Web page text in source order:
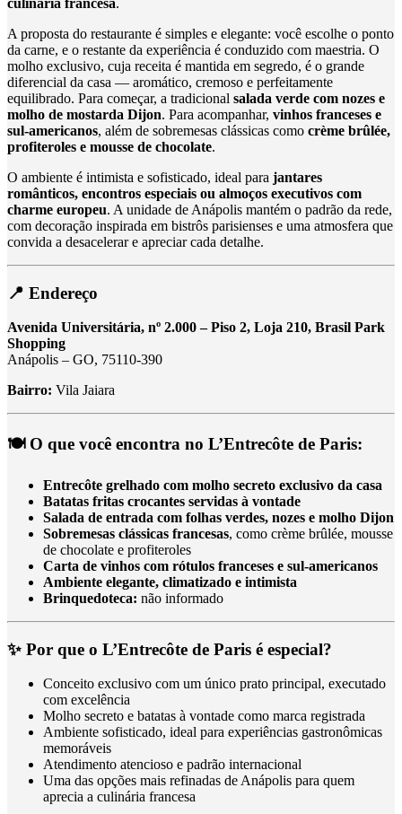
culinária francesa.
A proposta do restaurante é simples e elegante: você escolhe o ponto
da carne, e o restante da experiência é conduzido com maestria. O
molho exclusivo, cuja receita é mantida em segredo, é o grande
diferencial da casa — aromático, cremoso e perfeitamente
equilibrado. Para começar, a tradicional salada verde com nozes e
molho de mostarda Dijon. Para acompanhar, vinhos franceses e
sul-americanos, além de sobremesas clássicas como crème brûlée,
profiteroles e mousse de chocolate.
O ambiente é intimista e sofisticado, ideal para jantares
românticos, encontros especiais ou almoços executivos com
charme europeu. A unidade de Anápolis mantém o padrão da rede,
com decoração inspirada em bistrôs parisienses e uma atmosfera que
convida a desacelerar e apreciar cada detalhe.
📍 Endereço
Avenida Universitária, nº 2.000 – Piso 2, Loja 210, Brasil Park
Shopping
Anápolis – GO, 75110-390
Bairro: Vila Jaiara
🍽️ O que você encontra no L’Entrecôte de Paris:
Entrecôte grelhado com molho secreto exclusivo da casa
Batatas fritas crocantes servidas à vontade
Salada de entrada com folhas verdes, nozes e molho Dijon
Sobremesas clássicas francesas, como crème brûlée, mousse
de chocolate e profiteroles
Carta de vinhos com rótulos franceses e sul-americanos
Ambiente elegante, climatizado e intimista
Brinquedoteca: não informado
✨ Por que o L’Entrecôte de Paris é especial?
Conceito exclusivo com um único prato principal, executado
com excelência
Molho secreto e batatas à vontade como marca registrada
Ambiente sofisticado, ideal para experiências gastronômicas
memoráveis
Atendimento atencioso e padrão internacional
Uma das opções mais refinadas de Anápolis para quem
aprecia a culinária francesa